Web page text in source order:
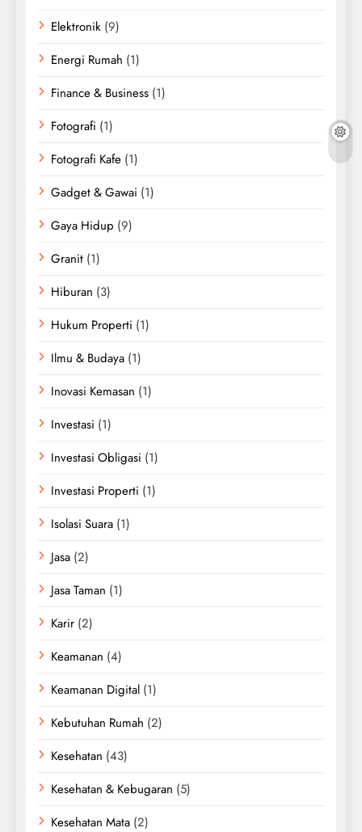
Elektronik (9)
Energi Rumah (1)
Finance & Business (1)
Fotografi (1)
Fotografi Kafe (1)
Gadget & Gawai (1)
Gaya Hidup (9)
Granit (1)
Hiburan (3)
Hukum Properti (1)
Ilmu & Budaya (1)
Inovasi Kemasan (1)
Investasi (1)
Investasi Obligasi (1)
Investasi Properti (1)
Isolasi Suara (1)
Jasa (2)
Jasa Taman (1)
Karir (2)
Keamanan (4)
Keamanan Digital (1)
Kebutuhan Rumah (2)
Kesehatan (43)
Kesehatan & Kebugaran (5)
Kesehatan Mata (2)